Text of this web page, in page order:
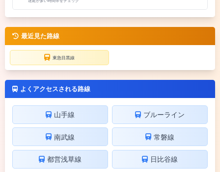
最近見た路線
東急目黒線
よくアクセスされる路線
山手線 ブルーライン
南武線 常磐線
都営浅草線 日比谷線